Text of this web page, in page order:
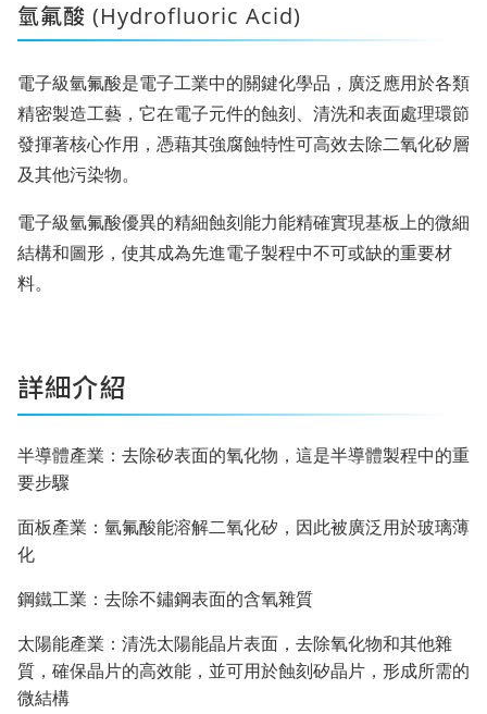
氫氟酸 (Hydrofluoric Acid)
電子級氫氟酸是電子工業中的關鍵化學品，廣泛應用於各類
精密製造工藝，它在電子元件的蝕刻、清洗和表面處理環節
發揮著核心作用，憑藉其強腐蝕特性可高效去除二氧化矽層
及其他污染物。
電子級氫氟酸優異的精細蝕刻能力能精確實現基板上的微細
結構和圖形，使其成為先進電子製程中不可或缺的重要材
料。
詳細介紹
半導體產業：去除矽表面的氧化物，這是半導體製程中的重
要步驟
面板產業：氫氟酸能溶解二氧化矽，因此被廣泛用於玻璃薄
化
鋼鐵工業：去除不鏽鋼表面的含氧雜質
太陽能產業：清洗太陽能晶片表面，去除氧化物和其他雜
質，確保晶片的高效能，並可用於蝕刻矽晶片，形成所需的
微結構